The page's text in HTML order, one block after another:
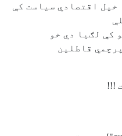
خپل اقتصادي سياست کې
کې لګيا دي خو
قاطلين
!!!